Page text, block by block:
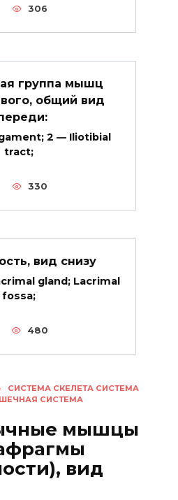
СИСТЕМА СКЕЛЕТА СИСТЕМА
СИСТЕМА
мышцы
вид
306
группа мышц
общий вид
2 — Iliotibial
tract;
330
вид снизу
gland; Lacrimal
fossa;
480